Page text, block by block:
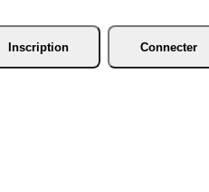
Inscription
Connecter